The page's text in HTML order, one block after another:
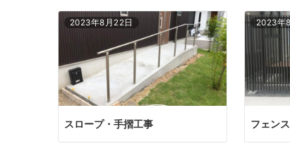
2023年8月22日
スロープ・手摺工事
2023年
フェン